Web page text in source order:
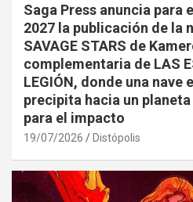
Saga Press anuncia para
2027 la publicación de la
SAVAGE STARS de
complementaria de LAS
LEGIÓN, donde una nave
precipita hacia un
para el impacto
19/07/2026 Distópolis